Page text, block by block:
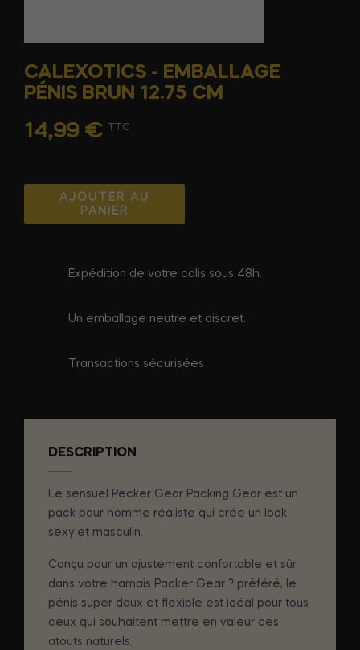
CALEXOTICS - EMBALLAGE
PÉNIS BRUN 12.75 CM
14,99 € TTC
AJOUTER AU
PANIER
Expédition de votre colis sous 48h.
Un emballage neutre et discret.
Transactions sécurisées
DESCRIPTION
Le sensuel Pecker Gear Packing Gear est un
pack pour homme réaliste qui crée un look
sexy et masculin.
Conçu pour un ajustement confortable et sûr
dans votre harnais Packer Gear ? préféré, le
pénis super doux et flexible est idéal pour tous
ceux qui souhaitent mettre en valeur ces
atouts naturels.